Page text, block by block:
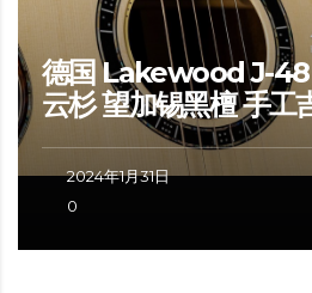
德国 Lakewood J-48
云杉 望加锡黑檀 手工
2024年1月31日
0